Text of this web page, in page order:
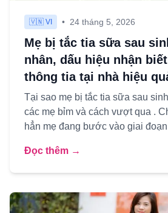
🇻🇳 VI • 24 tháng 5, 2026
Mẹ bị tắc tia sữa sau
nhân, dấu hiệu nhận
thông tia tại nhà hiệu
Tại sao mẹ bị tắc tia sữa sau
các mẹ bỉm và cách vượt qua .
hẳn mẹ đang bước vào giai
Đọc thêm →